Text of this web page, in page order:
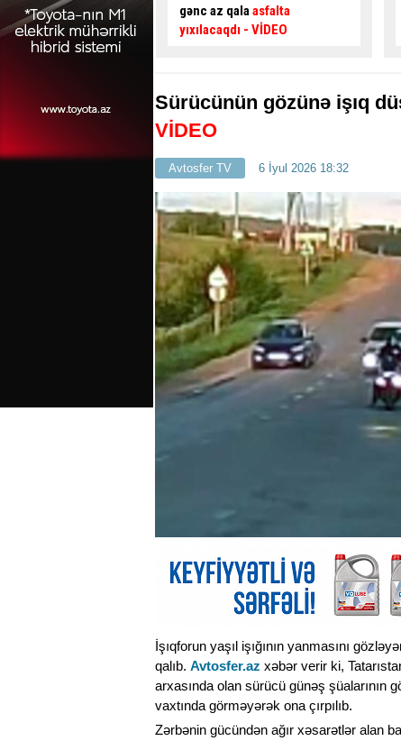
asfalta
- VİDEO
təsir edir? –Usta AÇIQLADI
Sürücünün gözünə işıq
VİDEO
Avtosfer TV 6 İyul 2026 18:32
İşıqforun yaşıl işığının yanmasını
qalıb. Avtosfer.az xəbər verir ki,
arxasında olan sürücü günəş şüalarının
vaxtında görməyərək ona çırpılıb.
Zərbənin gücündən ağır xəsarətlər alan